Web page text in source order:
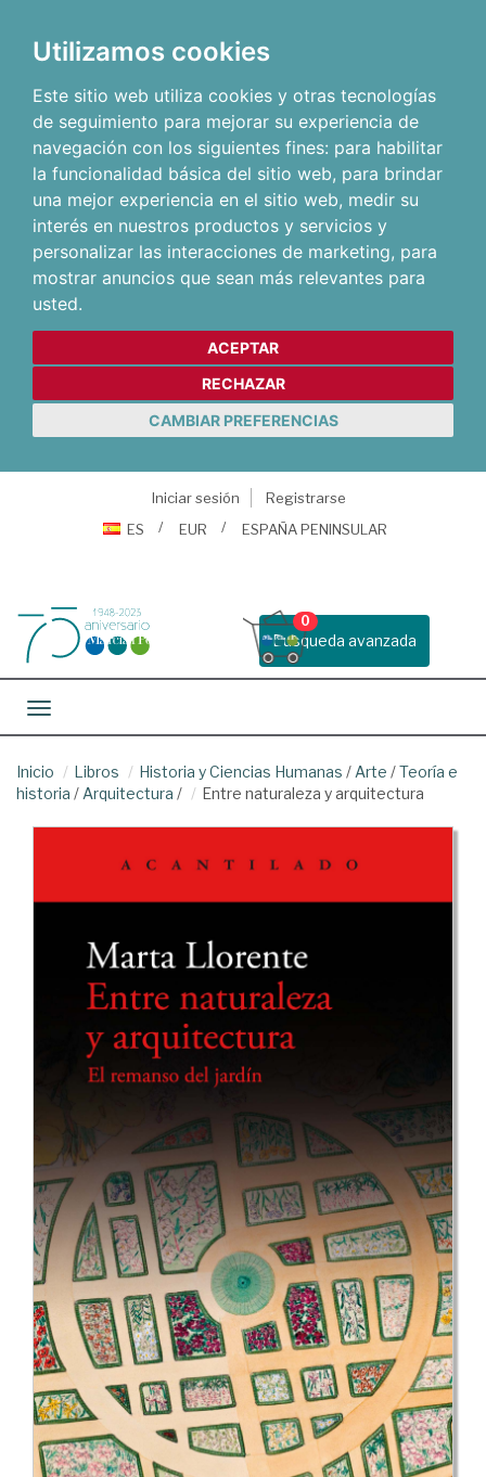
Utilizamos cookies
Este sitio web utiliza cookies y otras tecnologías
de seguimiento para mejorar su experiencia de
navegación con los siguientes fines: para habilitar
la funcionalidad básica del sitio web, para brindar
una mejor experiencia en el sitio web, medir su
interés en nuestros productos y servicios y
personalizar las interacciones de marketing, para
mostrar anuncios que sean más relevantes para
usted.
ACEPTAR
RECHAZAR
CAMBIAR PREFERENCIAS
Iniciar sesión
Registrarse
ES
EUR ESPAÑA PENINSULAR
Busqueda avanzada
0
Toggle navigation
Inicio Libros Historia y Ciencias Humanas / Arte /Teoría e
historia / Arquitectura / Entre naturaleza y arquitectura